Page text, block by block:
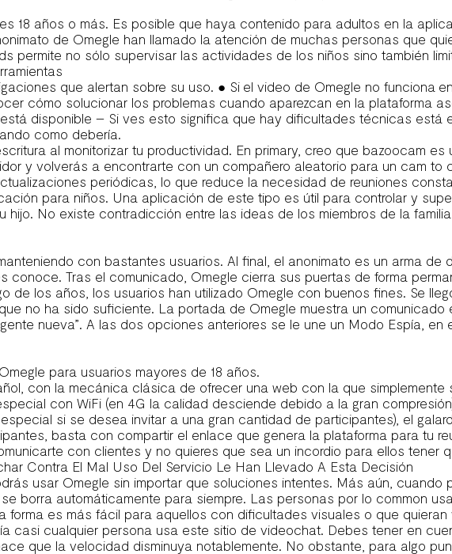
18 años o más. Es posible que haya contenido para adultos en la
de Omegle han llamado la atención de muchas personas que
permite no sólo supervisar las actividades de los niños sino también
que alertan sobre su uso. ● Si el video de Omegle no funciona
cómo solucionar los problemas cuando aparezcan en la plataforma
disponible – Si ves esto significa que hay dificultades técnicas está
como debería.
al monitorizar tu productividad. En primary, creo que bazoocam
y volverás a encontrarte con un compañero aleatorio para un cam to
periódicas, lo que reduce la necesidad de reuniones
para niños. Una aplicación de este tipo es útil para controlar y
No existe contradicción entre las ideas de los miembros de la
con bastantes usuarios. Al final, el anonimato es un arma de
Tras el comunicado, Omegle cierra sus puertas de forma
los años, los usuarios han utilizado Omegle con buenos fines. Se
no ha sido suficiente. La portada de Omegle muestra un comunicado
nueva”. A las dos opciones anteriores se le une un Modo Espía, en
para usuarios mayores de 18 años.
con la mecánica clásica de ofrecer una web con la que
con WiFi (en 4G la calidad desciende debido a la gran
si se desea invitar a una gran cantidad de participantes), el
basta con compartir el enlace que genera la plataforma para tu
con clientes y no quieres que sea un incordio para ellos tener
Contra El Mal Uso Del Servicio Le Han Llevado A Esta Decisión
usar Omegle sin importar que soluciones intentes. Más aún, cuando
borra automáticamente para siempre. Las personas por lo common
es más fácil para aquellos con dificultades visuales o que
casi cualquier persona usa este sitio de videochat. Debes tener en
que la velocidad disminuya notablemente. No obstante, para algo